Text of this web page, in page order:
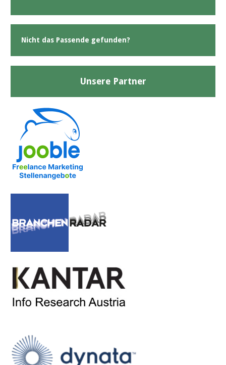
Nicht das Passende gefunden?
Unsere Partner